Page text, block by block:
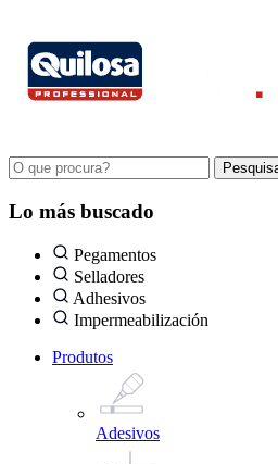
Lo más buscado
Pegamentos
Selladores
Adhesivos
Impermeabilización
Produtos
Adesivos